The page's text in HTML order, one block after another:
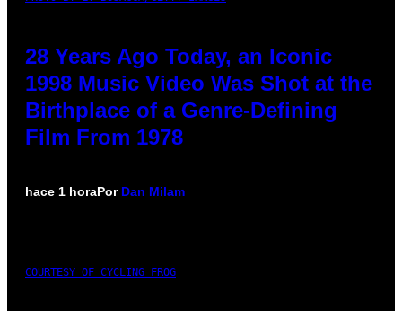
28 Years Ago Today, an Iconic
1998 Music Video Was Shot at the
Birthplace of a Genre-Defining
Film From 1978
hace 1 horaPor Dan Milam
COURTESY OF CYCLING FROG